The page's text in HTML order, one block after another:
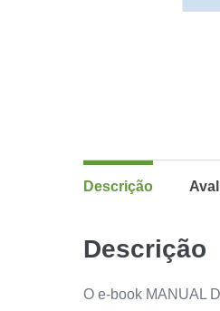
Descrição
Descrição
O e-book MANUAL